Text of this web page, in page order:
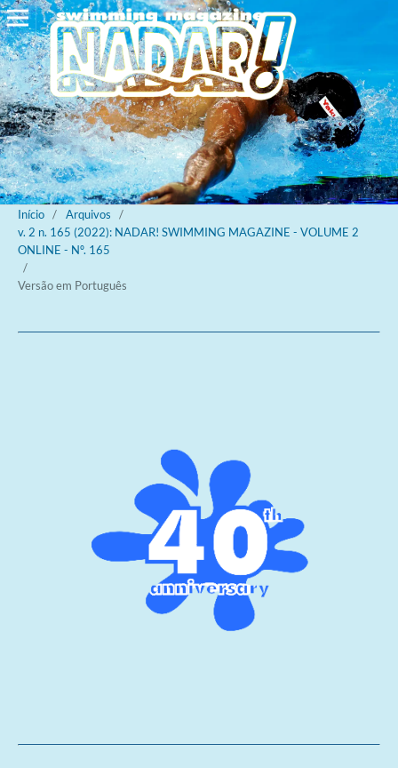
Início / Arquivos
/
v. 2 n. 165 (2022): NADAR! SWIMMING MAGAZINE - VOLUME 2
ONLINE - Nº. 165
/
Versão em Português